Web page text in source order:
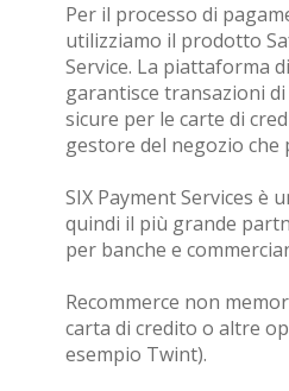
Per il processo di
utilizziamo il prodotto
Service. La piattaforma
garantisce transazioni
sicure per le carte di
gestore del negozio
SIX Payment Services è
quindi il più grande
per banche e
Recommerce non
carta di credito o altre
esempio Twint).